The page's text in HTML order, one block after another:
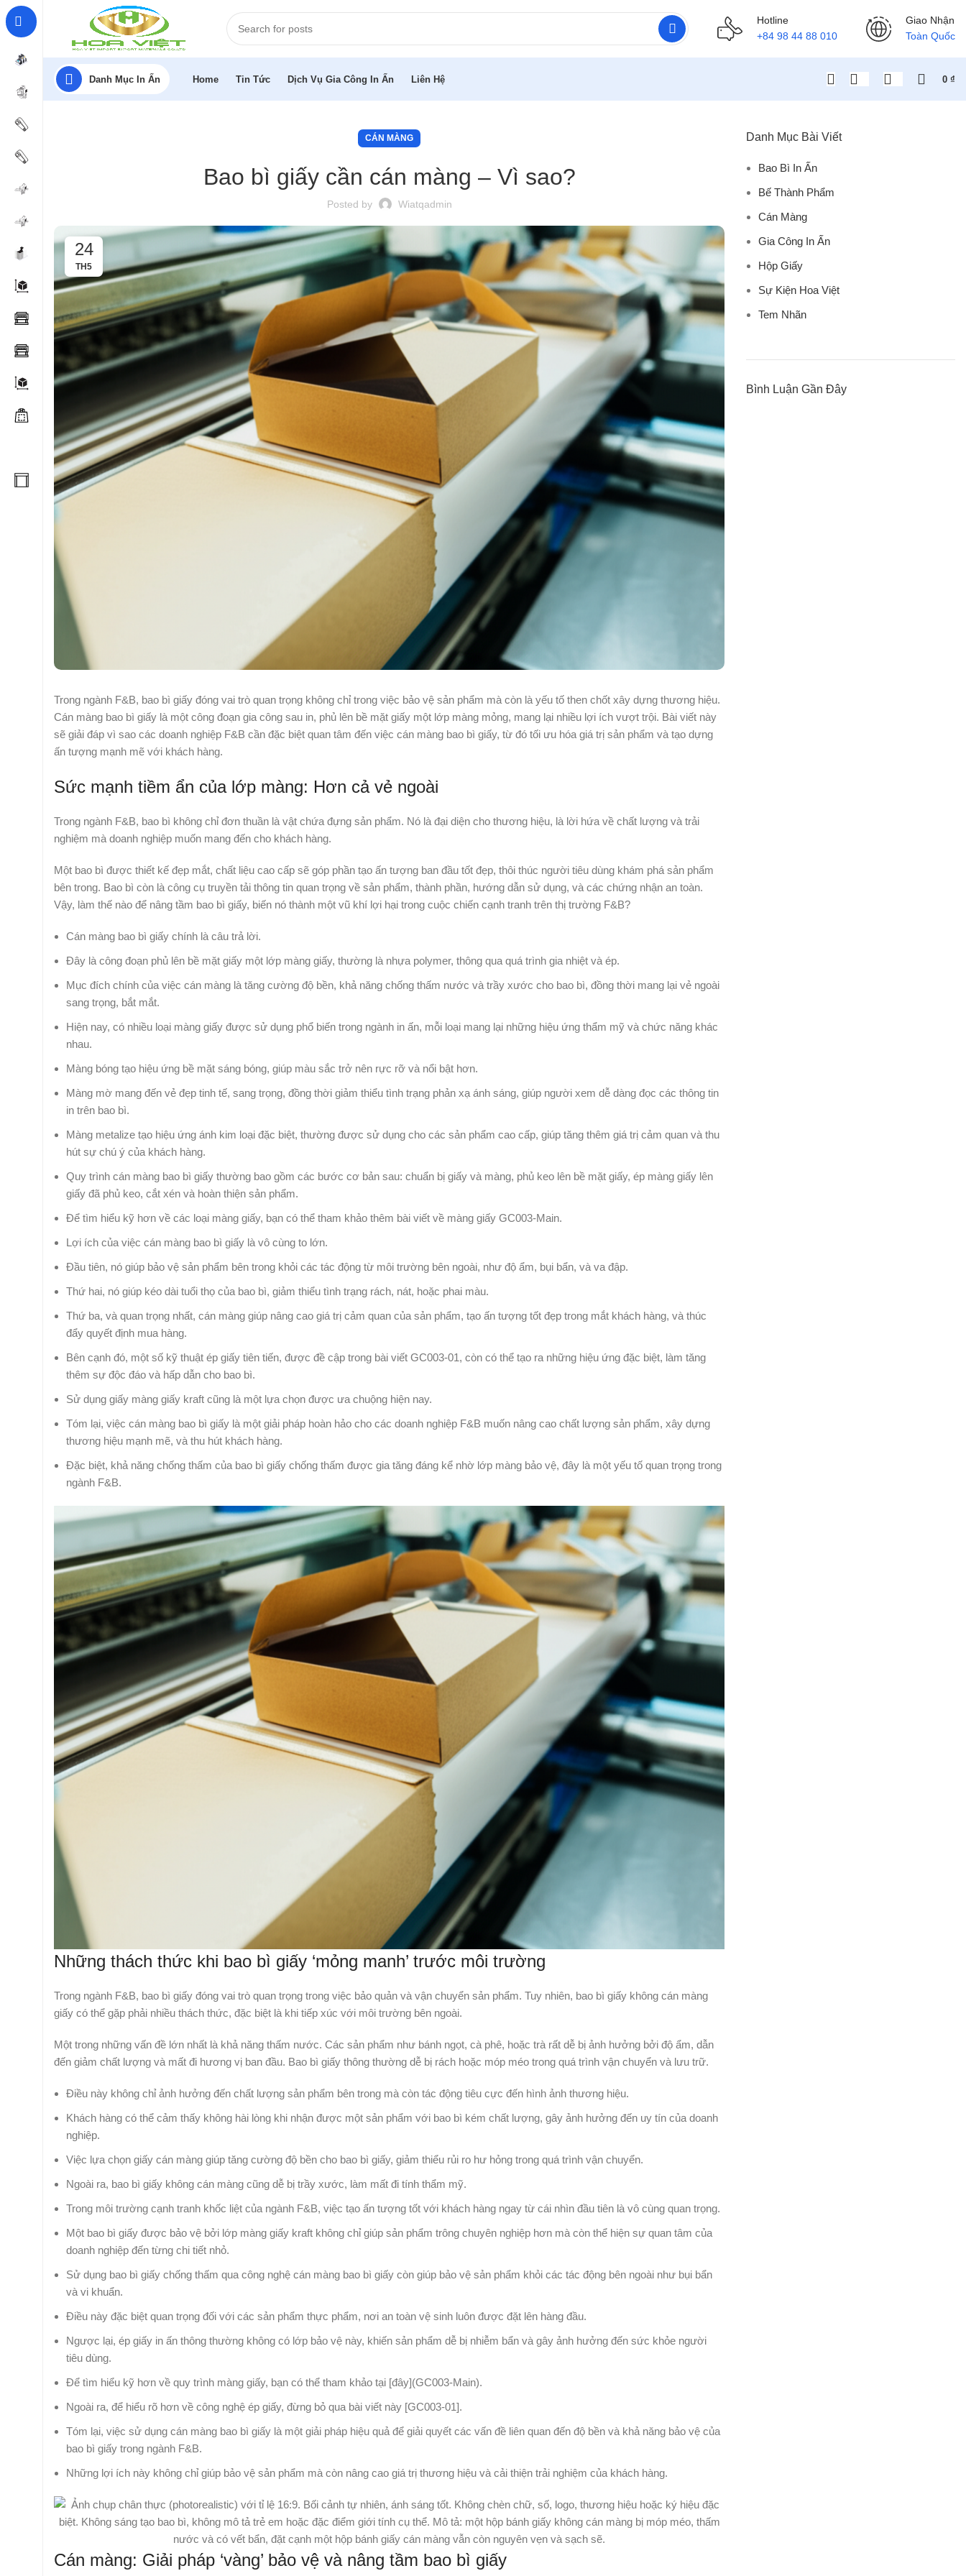
Hotline
+84 98 44 88 010
Giao Nhận
Toàn Quốc
Danh Mục In Ấn Home Tin Tức Dịch Vụ Gia Công In Ấn Liên Hệ 0 ₫
CÁN MÀNG
Bao bì giấy cần cán màng – Vì sao?
Posted by Wiatqadmin
24
TH5
Trong ngành F&B, bao bì giấy đóng vai trò quan trọng không chỉ trong việc bảo vệ sản phẩm mà còn là yếu tố then chốt xây dựng thương hiệu.
Cán màng bao bì giấy là một công đoạn gia công sau in, phủ lên bề mặt giấy một lớp màng mỏng, mang lại nhiều lợi ích vượt trội. Bài viết này
sẽ giải đáp vì sao các doanh nghiệp F&B cần đặc biệt quan tâm đến việc cán màng bao bì giấy, từ đó tối ưu hóa giá trị sản phẩm và tạo dựng
ấn tượng mạnh mẽ với khách hàng.
Sức mạnh tiềm ẩn của lớp màng: Hơn cả vẻ ngoài
Trong ngành F&B, bao bì không chỉ đơn thuần là vật chứa đựng sản phẩm. Nó là đại diện cho thương hiệu, là lời hứa về chất lượng và trải
nghiệm mà doanh nghiệp muốn mang đến cho khách hàng.
Một bao bì được thiết kế đẹp mắt, chất liệu cao cấp sẽ góp phần tạo ấn tượng ban đầu tốt đẹp, thôi thúc người tiêu dùng khám phá sản phẩm
bên trong. Bao bì còn là công cụ truyền tải thông tin quan trọng về sản phẩm, thành phần, hướng dẫn sử dụng, và các chứng nhận an toàn.
Vậy, làm thế nào để nâng tầm bao bì giấy, biến nó thành một vũ khí lợi hại trong cuộc chiến cạnh tranh trên thị trường F&B?
Cán màng bao bì giấy chính là câu trả lời.
Đây là công đoạn phủ lên bề mặt giấy một lớp màng giấy, thường là nhựa polymer, thông qua quá trình gia nhiệt và ép.
Mục đích chính của việc cán màng là tăng cường độ bền, khả năng chống thấm nước và trầy xước cho bao bì, đồng thời mang lại vẻ ngoài
sang trọng, bắt mắt.
Hiện nay, có nhiều loại màng giấy được sử dụng phổ biến trong ngành in ấn, mỗi loại mang lại những hiệu ứng thẩm mỹ và chức năng khác
nhau.
Màng bóng tạo hiệu ứng bề mặt sáng bóng, giúp màu sắc trở nên rực rỡ và nổi bật hơn.
Màng mờ mang đến vẻ đẹp tinh tế, sang trọng, đồng thời giảm thiểu tình trạng phản xạ ánh sáng, giúp người xem dễ dàng đọc các thông tin
in trên bao bì.
Màng metalize tạo hiệu ứng ánh kim loại đặc biệt, thường được sử dụng cho các sản phẩm cao cấp, giúp tăng thêm giá trị cảm quan và thu
hút sự chú ý của khách hàng.
Quy trình cán màng bao bì giấy thường bao gồm các bước cơ bản sau: chuẩn bị giấy và màng, phủ keo lên bề mặt giấy, ép màng giấy lên
giấy đã phủ keo, cắt xén và hoàn thiện sản phẩm.
Để tìm hiểu kỹ hơn về các loại màng giấy, bạn có thể tham khảo thêm bài viết về màng giấy GC003-Main.
Lợi ích của việc cán màng bao bì giấy là vô cùng to lớn.
Đầu tiên, nó giúp bảo vệ sản phẩm bên trong khỏi các tác động từ môi trường bên ngoài, như độ ẩm, bụi bẩn, và va đập.
Thứ hai, nó giúp kéo dài tuổi thọ của bao bì, giảm thiểu tình trạng rách, nát, hoặc phai màu.
Thứ ba, và quan trọng nhất, cán màng giúp nâng cao giá trị cảm quan của sản phẩm, tạo ấn tượng tốt đẹp trong mắt khách hàng, và thúc
đẩy quyết định mua hàng.
Bên cạnh đó, một số kỹ thuật ép giấy tiên tiến, được đề cập trong bài viết GC003-01, còn có thể tạo ra những hiệu ứng đặc biệt, làm tăng
thêm sự độc đáo và hấp dẫn cho bao bì.
Sử dụng giấy màng giấy kraft cũng là một lựa chọn được ưa chuộng hiện nay.
Tóm lại, việc cán màng bao bì giấy là một giải pháp hoàn hảo cho các doanh nghiệp F&B muốn nâng cao chất lượng sản phẩm, xây dựng
thương hiệu mạnh mẽ, và thu hút khách hàng.
Đặc biệt, khả năng chống thấm của bao bì giấy chống thấm được gia tăng đáng kể nhờ lớp màng bảo vệ, đây là một yếu tố quan trọng trong
ngành F&B.
Những thách thức khi bao bì giấy ‘mỏng manh’ trước môi trường
Trong ngành F&B, bao bì giấy đóng vai trò quan trọng trong việc bảo quản và vận chuyển sản phẩm. Tuy nhiên, bao bì giấy không cán màng
giấy có thể gặp phải nhiều thách thức, đặc biệt là khi tiếp xúc với môi trường bên ngoài.
Một trong những vấn đề lớn nhất là khả năng thấm nước. Các sản phẩm như bánh ngọt, cà phê, hoặc trà rất dễ bị ảnh hưởng bởi độ ẩm, dẫn
đến giảm chất lượng và mất đi hương vị ban đầu. Bao bì giấy thông thường dễ bị rách hoặc móp méo trong quá trình vận chuyển và lưu trữ.
Điều này không chỉ ảnh hưởng đến chất lượng sản phẩm bên trong mà còn tác động tiêu cực đến hình ảnh thương hiệu.
Khách hàng có thể cảm thấy không hài lòng khi nhận được một sản phẩm với bao bì kém chất lượng, gây ảnh hưởng đến uy tín của doanh
nghiệp.
Việc lựa chọn giấy cán màng giúp tăng cường độ bền cho bao bì giấy, giảm thiểu rủi ro hư hỏng trong quá trình vận chuyển.
Ngoài ra, bao bì giấy không cán màng cũng dễ bị trầy xước, làm mất đi tính thẩm mỹ.
Trong môi trường cạnh tranh khốc liệt của ngành F&B, việc tạo ấn tượng tốt với khách hàng ngay từ cái nhìn đầu tiên là vô cùng quan trọng.
Một bao bì giấy được bảo vệ bởi lớp màng giấy kraft không chỉ giúp sản phẩm trông chuyên nghiệp hơn mà còn thể hiện sự quan tâm của
doanh nghiệp đến từng chi tiết nhỏ.
Sử dụng bao bì giấy chống thấm qua công nghệ cán màng bao bì giấy còn giúp bảo vệ sản phẩm khỏi các tác động bên ngoài như bụi bẩn
và vi khuẩn.
Điều này đặc biệt quan trọng đối với các sản phẩm thực phẩm, nơi an toàn vệ sinh luôn được đặt lên hàng đầu.
Ngược lại, ép giấy in ấn thông thường không có lớp bảo vệ này, khiến sản phẩm dễ bị nhiễm bẩn và gây ảnh hưởng đến sức khỏe người
tiêu dùng.
Để tìm hiểu kỹ hơn về quy trình màng giấy, bạn có thể tham khảo tại [đây](GC003-Main).
Ngoài ra, để hiểu rõ hơn về công nghệ ép giấy, đừng bỏ qua bài viết này [GC003-01].
Tóm lại, việc sử dụng cán màng bao bì giấy là một giải pháp hiệu quả để giải quyết các vấn đề liên quan đến độ bền và khả năng bảo vệ của
bao bì giấy trong ngành F&B.
Những lợi ích này không chỉ giúp bảo vệ sản phẩm mà còn nâng cao giá trị thương hiệu và cải thiện trải nghiệm của khách hàng.
Cán màng: Giải pháp ‘vàng’ bảo vệ và nâng tầm bao bì giấy
Danh Mục Bài Viết
Bao Bì In Ấn
Bế Thành Phẩm
Cán Màng
Gia Công In Ấn
Hộp Giấy
Sự Kiện Hoa Việt
Tem Nhãn
Bình Luận Gần Đây